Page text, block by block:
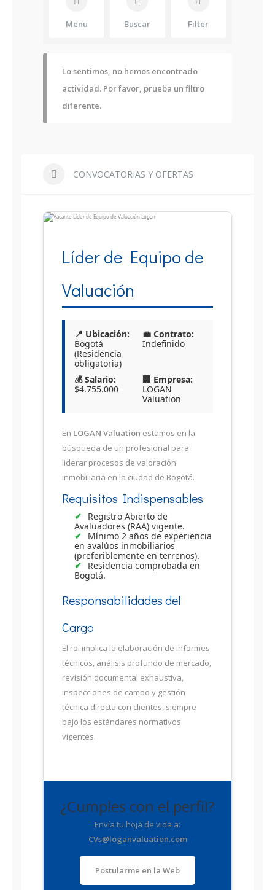
Menu Buscar Filter
Lo sentimos, no hemos encontrado
actividad. Por favor, prueba un filtro
diferente.
CONVOCATORIAS Y OFERTAS
Líder de Equipo de
Valuación
📍 Ubicación:
Bogotá
(Residencia
obligatoria)
💼 Contrato:
Indefinido
💰 Salario:
$4.755.000
🏢 Empresa:
LOGAN
Valuation
En LOGAN Valuation estamos en la
búsqueda de un profesional para
liderar procesos de valoración
inmobiliaria en la ciudad de Bogotá.
Requisitos Indispensables
Registro Abierto de
Avaluadores (RAA) vigente.
Mínimo 2 años de experiencia
en avalúos inmobiliarios
(preferiblemente en terrenos).
Residencia comprobada en
Bogotá.
Responsabilidades del
Cargo
El rol implica la elaboración de informes
técnicos, análisis profundo de mercado,
revisión documental exhaustiva,
inspecciones de campo y gestión
técnica directa con clientes, siempre
bajo los estándares normativos
vigentes.
¿Cumples con el perfil?
Envía tu hoja de vida a:
CVs@loganvaluation.com
Postularme en la Web